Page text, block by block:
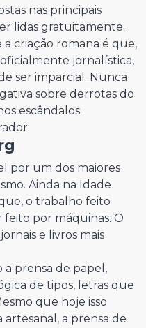
nas principais
lidas gratuitamente.
criação romana é que,
jornalística,
ser imparcial. Nunca
sobre derrotas do
escândalos
por um dos maiores
Ainda na Idade
o trabalho feito
feito por máquinas. O
e livros mais
prensa de papel,
de tipos, letras que
que hoje isso
a prensa de